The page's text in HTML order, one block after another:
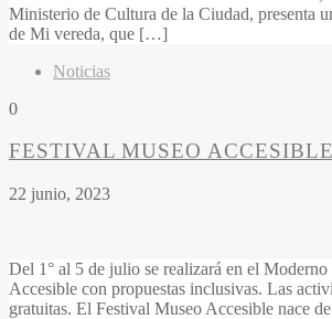
Ministerio de Cultura de la Ciudad, presenta
de Mi vereda, que […]
Noticias
0
FESTIVAL MUSEO ACCESIBLE
22 junio, 2023
Del 1° al 5 de julio se realizará en el
Accesible con propuestas inclusivas. Las
gratuitas. El Festival Museo Accesible nace